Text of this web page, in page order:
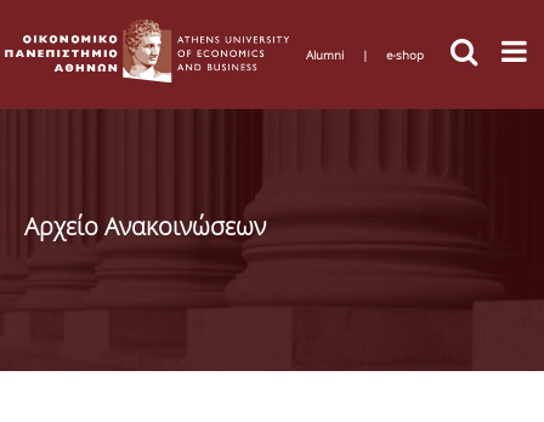
Alumni | e-shop
Αρχείο Ανακοινώσεων